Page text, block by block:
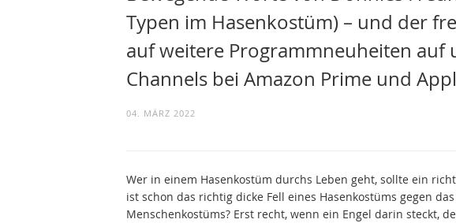
Typen im Hasenkostüm) – und der
auf weitere Programmneuheiten auf
Channels bei Amazon Prime und
04. MÄRZ 2022
Wer in einem Hasenkostüm durchs Leben geht, sollte ein
ist schon das richtig dicke Fell eines Hasenkostüms gegen
Menschenkostüms? Erst recht, wenn ein Engel darin steckt,